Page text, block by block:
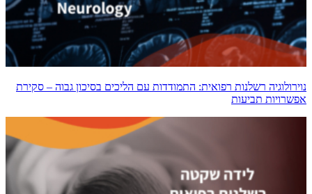
נוירולוגיה רשלנות רפואית: התמודדות עם הליכים בסיכון גבוה – סקירת
אפשרויות תביעות